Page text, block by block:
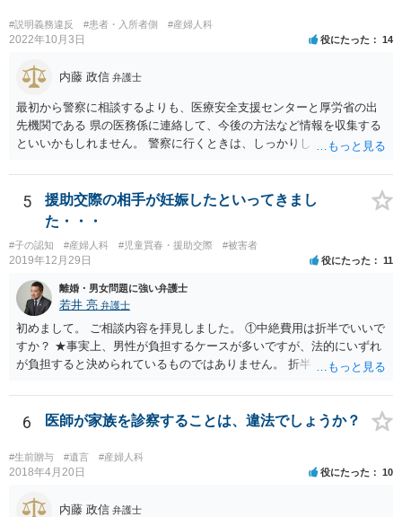
#説明義務違反 #患者・入所者側 #産婦人科
2022年10月3日 役にたった 14
内藤 政信 弁護士
最初から警察に相談するよりも、医療安全支援センターと厚労省の出
先機関である 県の医務係に連絡して、今後の方法など情報を収集する
といいかもしれません。 警察に行くときは、しっかりした被害届ある
5
援助交際の相手が妊娠したといってきまし
た・・・
#子の認知 #産婦人科 #児童買春・援助交際 #被害者
2019年12月29日 役にたった 11
離婚・男女問題に強い弁護士
若井 亮 弁護士
初めまして。 ご相談内容を拝見しました。 ①中絶費用は折半でいいで
すか？ ★事実上、男性が負担するケースが多いですが、法的にいずれ
が負担すると決められているものではありません。 折半という考え方
否するそぶりもなかったので合意の上となるのか？ ★性行為について
の合意があることは特に問題にならないでしょう ③DNA鑑定をして事
実確認までしたほうがよいのか ★本当に妊娠をしており、こちらの子
であると主張するのであれば、DNA鑑定をするのも一つの選択肢にな
るかと思います ④慰謝料請求されるのか ★慰謝料請求の根拠はないで
け入れていると言えます。 当方行為が不法行為などに該当することは
6 医師が家族を診察することは、違法でしょうか？
#生前贈与 #遺言 #産婦人科
2018年4月20日 役にたった 10
内藤 政信 弁護士